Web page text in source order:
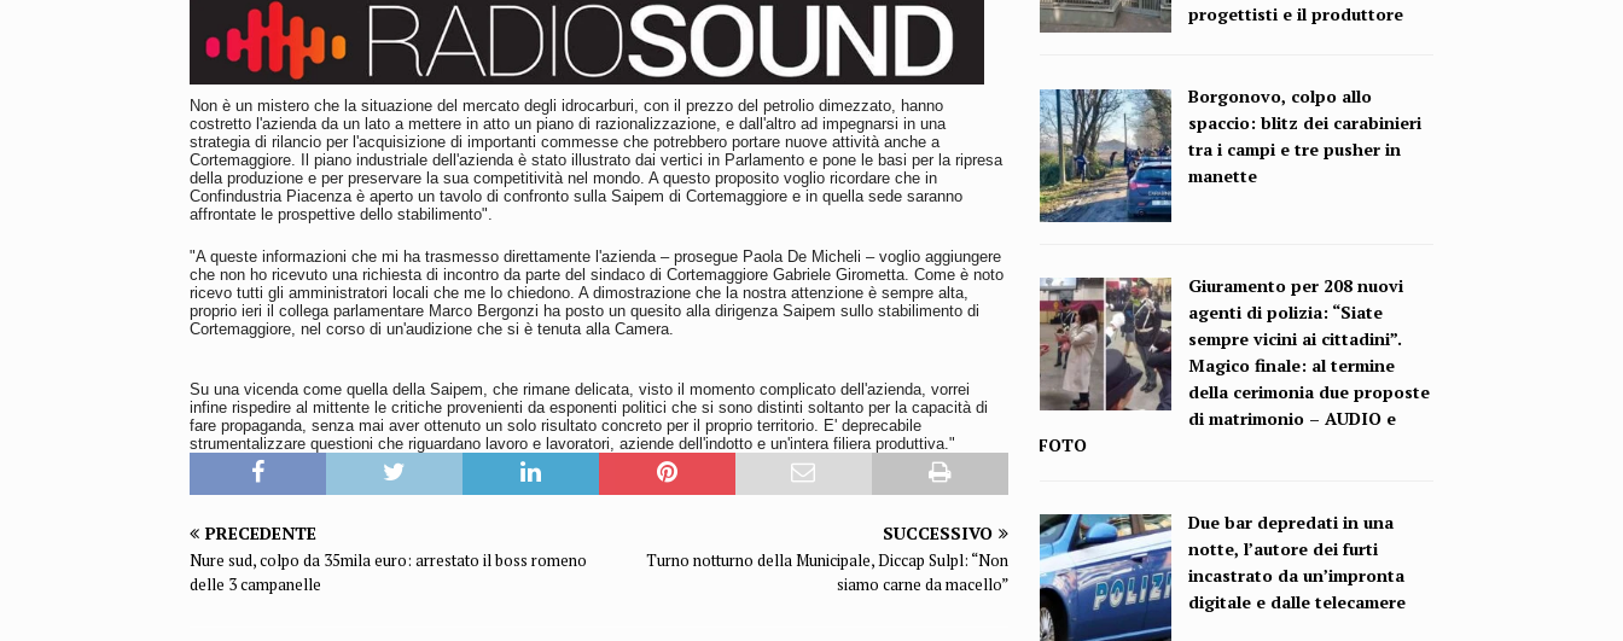
Non è un mistero che la situazione del mercato degli idrocarburi, con il prezzo del petrolio dimezzato, hanno
costretto l'azienda da un lato a mettere in atto un piano di razionalizzazione, e dall'altro ad impegnarsi in una
strategia di rilancio per l'acquisizione di importanti commesse che potrebbero portare nuove attività anche a
Cortemaggiore. Il piano industriale dell'azienda è stato illustrato dai vertici in Parlamento e pone le basi per la ripresa
della produzione e per preservare la sua competitività nel mondo. A questo proposito voglio ricordare che in
Confindustria Piacenza è aperto un tavolo di confronto sulla Saipem di Cortemaggiore e in quella sede saranno
affrontate le prospettive dello stabilimento".
"A queste informazioni che mi ha trasmesso direttamente l'azienda – prosegue Paola De Micheli – voglio aggiungere
che non ho ricevuto una richiesta di incontro da parte del sindaco di Cortemaggiore Gabriele Girometta. Come è noto
ricevo tutti gli amministratori locali che me lo chiedono. A dimostrazione che la nostra attenzione è sempre alta,
proprio ieri il collega parlamentare Marco Bergonzi ha posto un quesito alla dirigenza Saipem sullo stabilimento di
Cortemaggiore, nel corso di un'audizione che si è tenuta alla Camera.
Su una vicenda come quella della Saipem, che rimane delicata, visto il momento complicato dell'azienda, vorrei
infine rispedire al mittente le critiche provenienti da esponenti politici che si sono distinti soltanto per la capacità di
fare propaganda, senza mai aver ottenuto un solo risultato concreto per il proprio territorio. E' deprecabile
strumentalizzare questioni che riguardano lavoro e lavoratori, aziende dell'indotto e un'intera filiera produttiva."
PRECEDENTE
Nure sud, colpo da 35mila euro: arrestato il boss romeno
delle 3 campanelle
SUCCESSIVO
Turno notturno della Municipale, Diccap Sulpl: “Non
siamo carne da macello”
progettisti e il produttore
Borgonovo, colpo allo
spaccio: blitz dei carabinieri
tra i campi e tre pusher in
manette
Giuramento per 208 nuovi
agenti di polizia: “Siate
sempre vicini ai cittadini”.
Magico finale: al termine
della cerimonia due proposte
di matrimonio – AUDIO e
FOTO
Due bar depredati in una
notte, l’autore dei furti
incastrato da un’impronta
digitale e dalle telecamere